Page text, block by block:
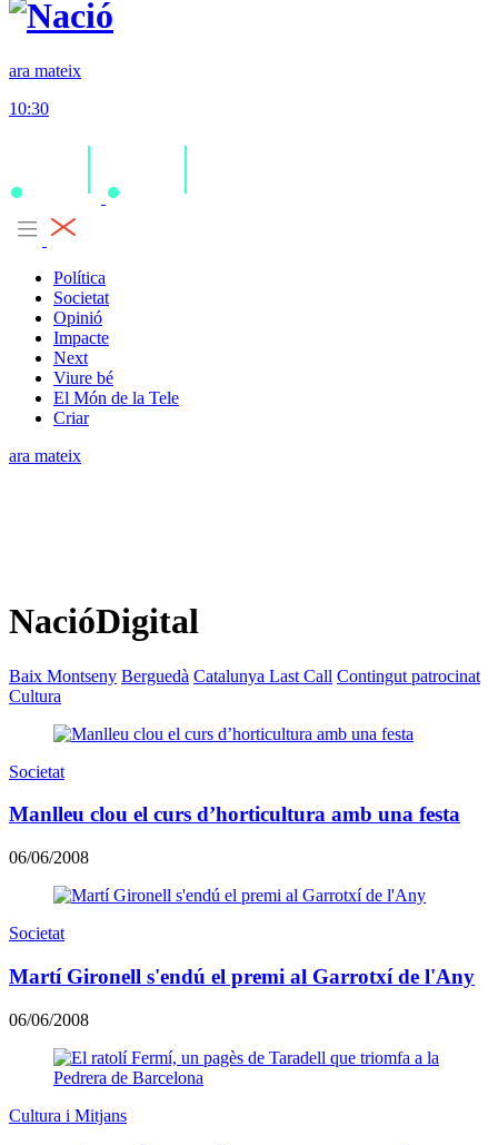
ara mateix
10:30
Política
Societat
Opinió
Impacte
Next
Viure bé
El Món de la Tele
Criar
ara mateix
NacióDigital
Baix Montseny Berguedà Catalunya Last Call Contingut patrocinat
Cultura
Societat
Manlleu clou el curs d’horticultura amb una festa
06/06/2008
Societat
Martí Gironell s'endú el premi al Garrotxí de l'Any
06/06/2008
Cultura i Mitjans